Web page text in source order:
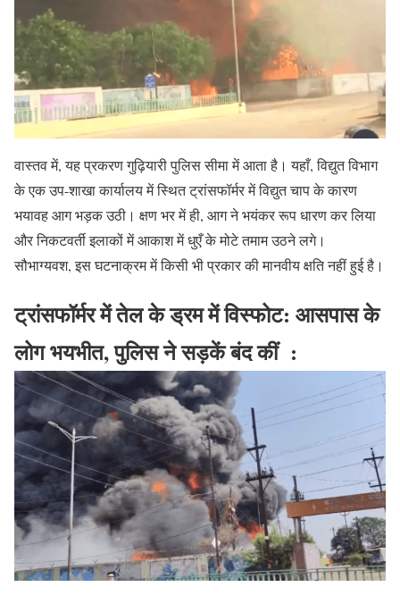
वास्तव में, यह प्रकरण गुढ़ियारी पुलिस सीमा में आता है। यहाँ, विद्युत विभाग
के एक उप-शाखा कार्यालय में स्थित ट्रांसफॉर्मर में विद्युत चाप के कारण
भयावह आग भड़क उठी। क्षण भर में ही, आग ने भयंकर रूप धारण कर लिया
और निकटवर्ती इलाकों में आकाश में धुएँ के मोटे तमाम उठने लगे।
सौभाग्यवश, इस घटनाक्रम में किसी भी प्रकार की मानवीय क्षति नहीं हुई है।
ट्रांसफॉर्मर में तेल के ड्रम में विस्फोट: आसपास के
लोग भयभीत, पुलिस ने सड़कें बंद कीं :